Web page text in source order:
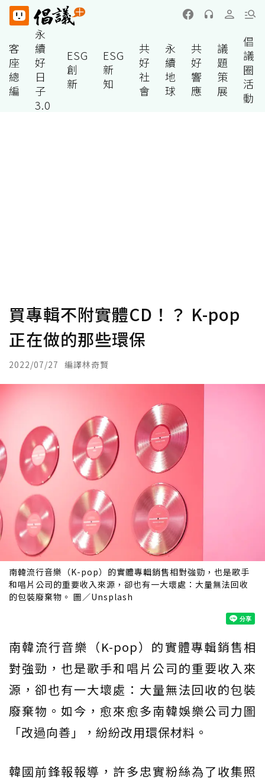
客
座
總
編
永
續
好
日
子
3.0
ESG
創
新
ESG
新
知
共
好
社
會
永
續
地
球
共
好
響
應
議
題
策
展
倡
議
圈
活
動
買專輯不附實體CD！？ K-pop
正在做的那些環保
2022/07/27 編譯林奇賢
南韓流行音樂（K-pop）的實體專輯銷售相對強勁，也是歌手
和唱片公司的重要收入來源，卻也有一大壞處：大量無法回收
的包裝廢棄物。 圖／Unsplash
南韓流行音樂（K-pop）的實體專輯銷售相
對強勁，也是歌手和唱片公司的重要收入來
源，卻也有一大壞處：大量無法回收的包裝
廢棄物。如今，愈來愈多南韓娛樂公司力圖
「改過向善」，紛紛改用環保材料。
韓國前鋒報報導，許多忠實粉絲為了收集照